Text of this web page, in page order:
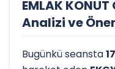
EMLAK
Analizi ve
Bugünkü seansta